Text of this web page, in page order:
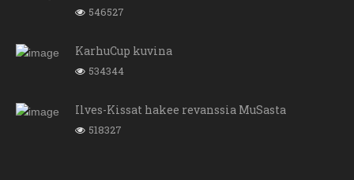
546527
KarhuCup kuvina
534344
Ilves-Kissat hakee revanssia MuSasta
518327